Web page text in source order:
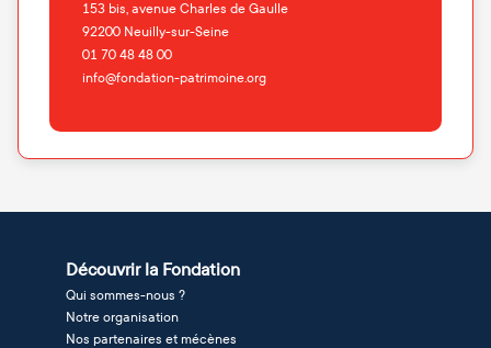
153 bis, avenue Charles de Gaulle
92200 Neuilly-sur-Seine
01 70 48 48 00
info@fondation-patrimoine.org
Découvrir la Fondation
Qui sommes-nous ?
Notre organisation
Nos partenaires et mécènes